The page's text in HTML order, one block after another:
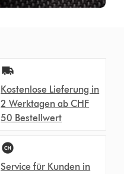
Kostenlose Lieferung in
2 Werktagen ab CHF
50 Bestellwert
Service für Kunden in